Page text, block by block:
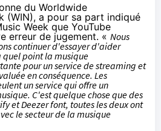
du Worldwide
(WIN), a pour sa part indiqué
Weekque YouTube
erreur de jugement. « Nous
continuer d'essayer d'aider
quel point la musique
pour un service de streaming et
en conséquence. Les
un service qui offre un
C'est quelque chose que des
et Deezer font, toutes les deux ont
le secteur de la musique